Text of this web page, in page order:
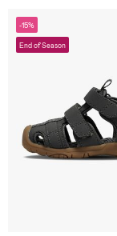
-15%
End of Season